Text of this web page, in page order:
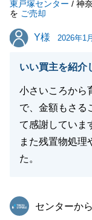
東戸塚センター / 神
を ご売却
Y様
Y様 2026年1
いい買主を紹介
小さいころから
で、金額もさる
て感謝していま
また残置物処理
た。
東急リバブル
センターか